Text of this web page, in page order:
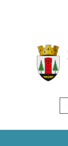
Dondușeni
orașului